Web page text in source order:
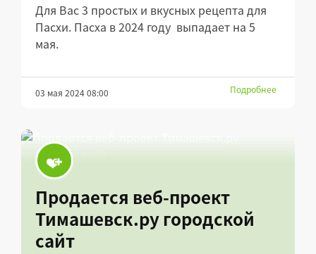
Для Вас 3 простых и вкусных рецепта для
Пасхи. Пасха в 2024 году выпадает на 5
мая.
03 мая 2024 08:00 Подробнее
Продается веб-проект
Тимашевск.ру городской
сайт